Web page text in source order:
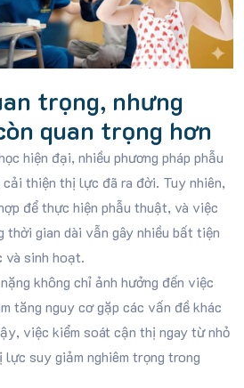
trọng, nhưng
quan trọng hơn
hiện đại, nhiều phương pháp phẫu
thiện thị lực đã ra đời. Tuy nhiên,
để thực hiện phẫu thuật, và việc
thời gian dài vẫn gây nhiều bất tiện
và sinh hoạt.
không chỉ ảnh hưởng đến việc
tăng nguy cơ gặp các vấn đề khác
việc kiểm soát cận thị ngay từ nhỏ
suy giảm nghiêm trọng trong